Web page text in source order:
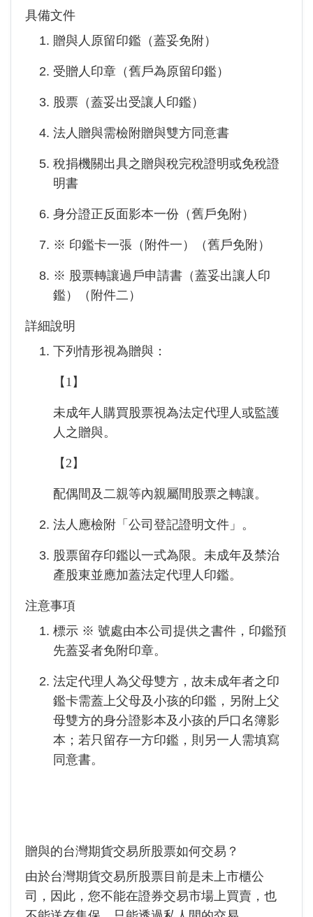
具備文件
贈與人原留印鑑（蓋妥免附）
受贈人印章（舊戶為原留印鑑）
股票（蓋妥出受讓人印鑑）
法人贈與需檢附贈與雙方同意書
稅捐機關出具之贈與稅完稅證明或免稅證
明書
身分證正反面影本一份（舊戶免附）
※ 印鑑卡一張（附件一）（舊戶免附）
※ 股票轉讓過戶申請書（蓋妥出讓人印
鑑）（附件二）
詳細說明
下列情形視為贈與：
【1】
未成年人購買股票視為法定代理人或監護
人之贈與。
【2】
配偶間及二親等內親屬間股票之轉讓。
法人應檢附「公司登記證明文件」。
股票留存印鑑以一式為限。未成年及禁治
產股東並應加蓋法定代理人印鑑。
注意事項
標示 ※ 號處由本公司提供之書件，印鑑預
先蓋妥者免附印章。
法定代理人為父母雙方，故未成年者之印
鑑卡需蓋上父母及小孩的印鑑，另附上父
母雙方的身分證影本及小孩的戶口名簿影
本；若只留存一方印鑑，則另一人需填寫
同意書。
贈與的台灣期貨交易所股票如何交易？
由於台灣期貨交易所股票目前是未上市櫃公
司，因此，您不能在證券交易市場上買賣，也